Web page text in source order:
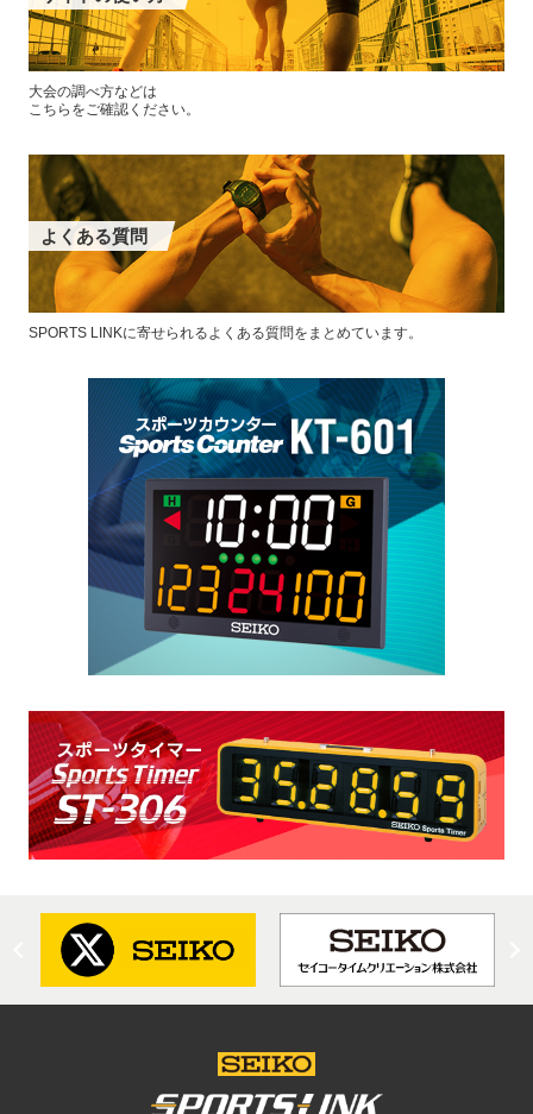
大会の調べ方などは
こちらをご確認ください。
よくある質問
SPORTS LINKに寄せられるよくある質問をまとめています。